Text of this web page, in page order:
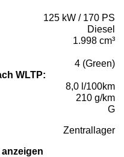
125 kW / 170 PS
Diesel
1.998 cm³
4 (Green)
WLTP:
8,0 l/100km
210 g/km
G
Zentrallager